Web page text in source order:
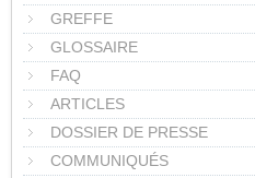
GREFFE
GLOSSAIRE
FAQ
ARTICLES
DOSSIER DE PRESSE
COMMUNIQUÉS